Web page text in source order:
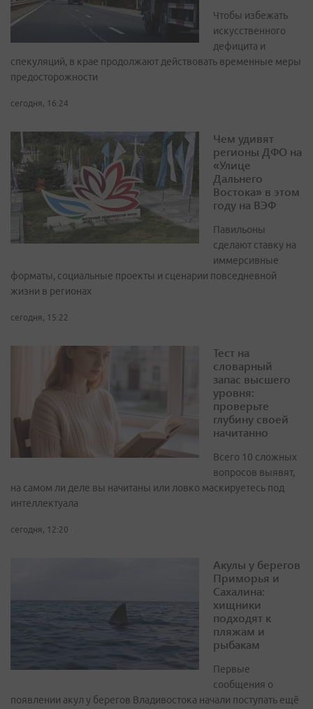
Чтобы избежать
искусственного
дефицита и
спекуляций, в крае продолжают действовать временные меры
предосторожности
сегодня, 16:24
Чем удивят
регионы ДФО на
«Улице
Дальнего
Востока» в этом
году на ВЭФ
Павильоны
сделают ставку на
иммерсивные
форматы, социальные проекты и сценарии повседневной
жизни в регионах
сегодня, 15:22
Тест на
словарный
запас высшего
уровня:
проверьте
глубину своей
начитанно
Всего 10 сложных
вопросов выявят,
на самом ли деле вы начитаны или ловко маскируетесь под
интеллектуала
сегодня, 12:20
Акулы у берегов
Приморья и
Сахалина:
хищники
подходят к
пляжам и
рыбакам
Первые
сообщения о
появлении акул у берегов Владивостока начали поступать ещё